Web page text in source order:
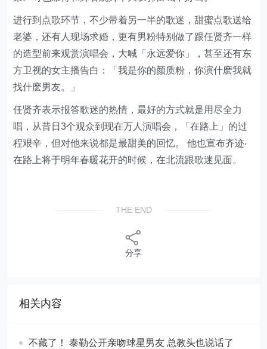
进行到点歌环节，不少带着另一半的歌迷，甜蜜点歌送给
老婆，还有人现场求婚，更有男粉特别做了跟任贤齐一样
的造型前来观赏演唱会，大喊「永远爱你」，甚至还有东
方卫视的女主播告白：「我是你的颜质粉，你演什麽我就
找什麽男友。」
任贤齐表示报答歌迷的热情，最好的方式就是用尽全力
唱，从昔日3个观众到现在万人演唱会，「在路上」的过
程艰辛，但对他来说都是最甜美的回忆。 他也宣布齐迹‧
在路上将于明年春暖花开的时候，在北流跟歌迷见面。
THE END
分享
相关内容
不藏了！ 泰勒公开亲吻球星男友 总教头也说话了